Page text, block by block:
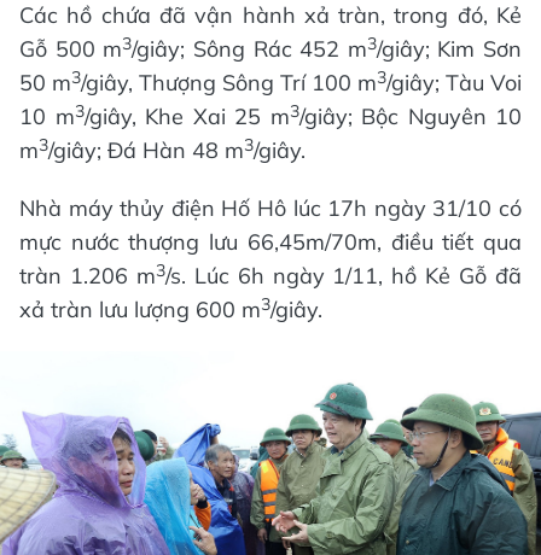
Các hồ chứa đã vận hành xả tràn, trong đó, Kẻ
Gỗ 500 m3/giây; Sông Rác 452 m3/giây; Kim Sơn
50 m3/giây, Thượng Sông Trí 100 m3/giây; Tàu Voi
10 m3/giây, Khe Xai 25 m3/giây; Bộc Nguyên 10
m3/giây; Đá Hàn 48 m3/giây.
Nhà máy thủy điện Hố Hô lúc 17h ngày 31/10 có
mực nước thượng lưu 66,45m/70m, điều tiết qua
tràn 1.206 m3/s. Lúc 6h ngày 1/11, hồ Kẻ Gỗ đã
xả tràn lưu lượng 600 m3/giây.